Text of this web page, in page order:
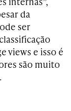
da
ser
views e isso é
são muito